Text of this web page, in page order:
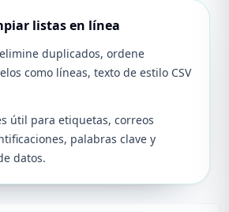
listas en línea
duplicados, ordene
como líneas, texto de estilo CSV
útil para etiquetas, correos
palabras clave y
datos.